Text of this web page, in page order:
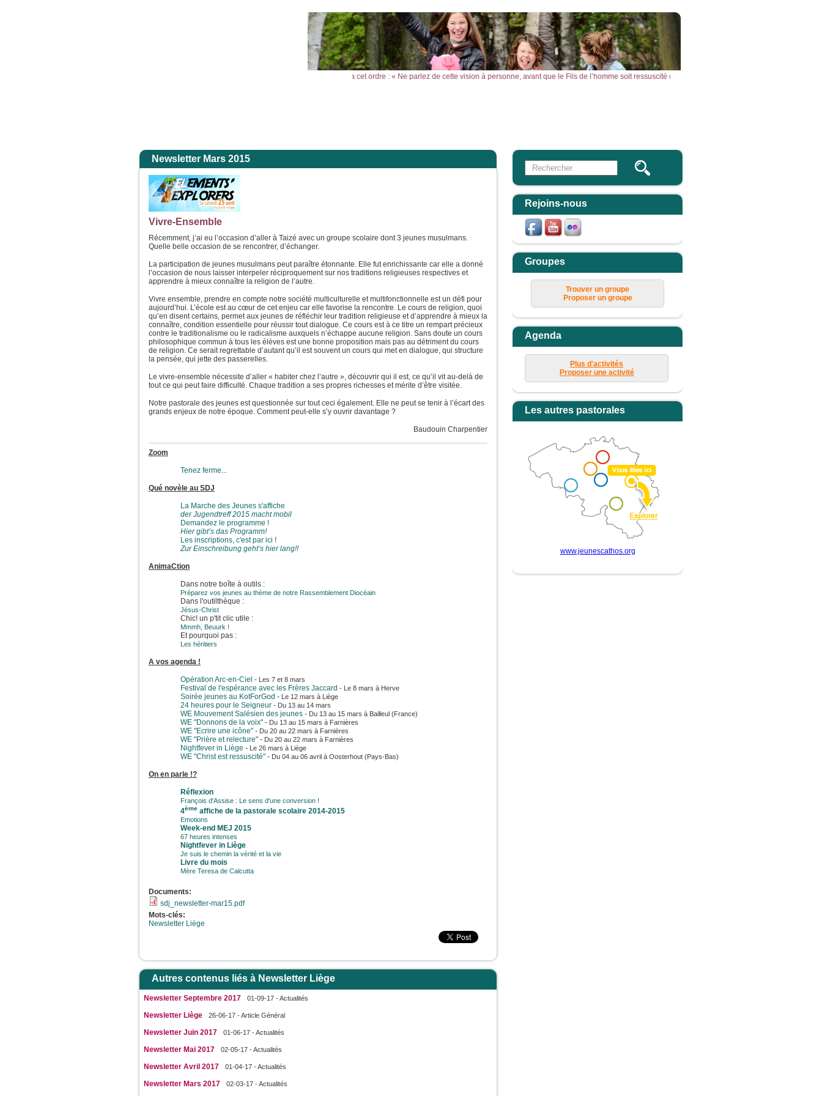
virent plus personne, sinon lui, Jésus, seul. En descendant de la montagne, Jésus leur donna cet ordre : « Ne parlez de cette vision à personne, avant que le Fils de l’homme soit ressuscité d’entre les morts. » – Acclamons la Parole
Newsletter Mars 2015
Vivre-Ensemble
Récemment, j’ai eu l’occasion d’aller à Taizé avec un groupe scolaire dont 3 jeunes musulmans.
Quelle belle occasion de se rencontrer, d’échanger.
La participation de jeunes musulmans peut paraître étonnante. Elle fut enrichissante car elle a donné
l’occasion de nous laisser interpeler réciproquement sur nos traditions religieuses respectives et
apprendre à mieux connaître la religion de l’autre.
Vivre ensemble, prendre en compte notre société multiculturelle et multifonctionnelle est un défi pour
aujourd’hui. L’école est au cœur de cet enjeu car elle favorise la rencontre. Le cours de religion, quoi
qu’en disent certains, permet aux jeunes de réfléchir leur tradition religieuse et d’apprendre à mieux la
connaître, condition essentielle pour réussir tout dialogue. Ce cours est à ce titre un rempart précieux
contre le traditionalisme ou le radicalisme auxquels n’échappe aucune religion. Sans doute un cours
philosophique commun à tous les élèves est une bonne proposition mais pas au détriment du cours
de religion. Ce serait regrettable d’autant qu’il est souvent un cours qui met en dialogue, qui structure
la pensée, qui jette des passerelles.
Le vivre-ensemble nécessite d’aller « habiter chez l’autre », découvrir qui il est, ce qu’il vit au-delà de
tout ce qui peut faire difficulté. Chaque tradition a ses propres richesses et mérite d’être visitée.
Notre pastorale des jeunes est questionnée sur tout ceci également. Elle ne peut se tenir à l’écart des
grands enjeux de notre époque. Comment peut-elle s’y ouvrir davantage ?
Baudouin Charpentier
Zoom
Tenez ferme...
Qué novèle au SDJ
La Marche des Jeunes s'affiche
der Jugendtreff 2015 macht mobil
Demandez le programme !
Hier gibt’s das Programm!
Les inscriptions, c'est par ici !
Zur Einschreibung geht’s hier lang!!
AnimaCtion
Dans notre boîte à outils :
Préparez vos jeunes au thème de notre Rassemblement Diocéain
Dans l'outilthèque :
Jésus-Christ
Chic! un p'tit clic utile :
Mmmh, Beuurk !
Et pourquoi pas :
Les héritiers
A vos agenda !
Opération Arc-en-Ciel - Les 7 et 8 mars
Festival de l'espérance avec les Frères Jaccard - Le 8 mars à Herve
Soirée jeunes au KotForGod - Le 12 mars à Liège
24 heures pour le Seigneur - Du 13 au 14 mars
WE Mouvement Salésien des jeunes - Du 13 au 15 mars à Bailleul (France)
WE "Donnons de la voix" - Du 13 au 15 mars à Farnières
WE "Ecrire une icône" - Du 20 au 22 mars à Farnières
WE "Prière et relecture" - Du 20 au 22 mars à Farnières
Nightfever in Liège - Le 26 mars à Liège
WE "Christ est ressuscité" - Du 04 au 06 avril à Oosterhout (Pays-Bas)
On en parle !?
Réflexion
François d'Assise : Le sens d'une conversion !
4ème affiche de la pastorale scolaire 2014-2015
Emotions
Week-end MEJ 2015
67 heures intenses
Nightfever in Liège
Je suis le chemin la vérité et la vie
Livre du mois
Mère Teresa de Calcutta
Documents:
sdj_newsletter-mar15.pdf
Mots-clés:
Newsletter Liège
Autres contenus liés à Newsletter Liège
Newsletter Septembre 2017 01-09-17 - Actualités
Newsletter Liège 26-06-17 - Article Général
Newsletter Juin 2017 01-06-17 - Actualités
Newsletter Mai 2017 02-05-17 - Actualités
Newsletter Avril 2017 01-04-17 - Actualités
Newsletter Mars 2017 02-03-17 - Actualités
Formulaire de recherche
Rejoins-nous
Groupes
Trouver un groupe
Proposer un groupe
Agenda
Plus d'activités
Proposer une activité
Les autres pastorales
www.jeunescathos.org